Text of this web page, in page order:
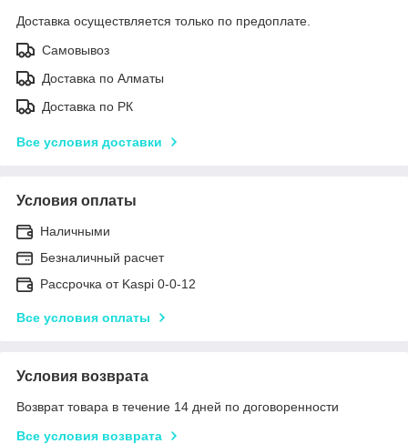
Доставка осуществляется только по предоплате.
Самовывоз
Доставка по Алматы
Доставка по РК
Все условия доставки
Условия оплаты
Наличными
Безналичный расчет
Рассрочка от Kaspi 0-0-12
Все условия оплаты
Условия возврата
Возврат товара в течение 14 дней по договоренности
Все условия возврата